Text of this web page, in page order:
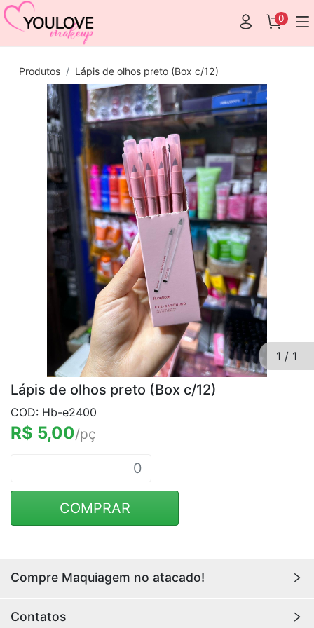
0
Produtos Lápis de olhos preto (Box c/12)
1 / 1
Lápis de olhos preto (Box c/12)
COD: Hb-e2400
R$ 5,00/pç
COMPRAR
Compre Maquiagem no atacado!
com os melhores preços. Acesse a loja da
Contatos